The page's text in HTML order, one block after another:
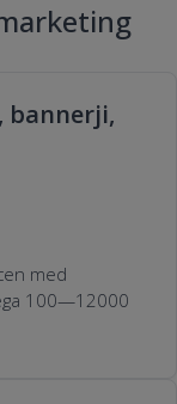
bannerji,
med
100—12000